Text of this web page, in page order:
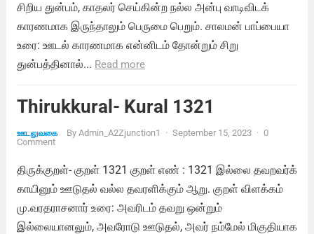
சிறிய துன்பம், காதலர் செய்கின்ற நல்ல அன்பு வாடிவிடக்
காரணமாக இருந்தாலும் பெருமை பெறும். சாலமன் பாப்பையா
உரை: ஊடல் காரணமாக என்னிடம் தோன்றும் சிறு
துன்பத்தினால்... Read more
Thirukkural- Kural 1321
ஊடலுவகை By Admin_A2Zjunction1 · September 15, 2023 · 0
Comment
திருக்குறள்- குறள் 1321 குறள் எண் : 1321 இல்லை தவறவர்க்
காயினும் ஊடுதல் வல்ல தவரளிக்கும் ஆறு. குறள் விளக்கம்
மு.வரதராசனார் உரை: அவரிடம் தவறு ஒன்றும்
இல்லையானலும், அவரோடு ஊடுதல், அவர் நம்மேல் மிகுதியாக